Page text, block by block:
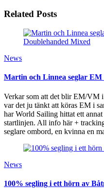
Related Posts
News
Martin och Linnea seglar
Verkar som att det blir EM/VM
var det ju tänkt att köras EM i
har World Sailing hittat ett
startlinjen. All info här +
seglare ombord, en kvinna en
News
100% segling i ett hörn av